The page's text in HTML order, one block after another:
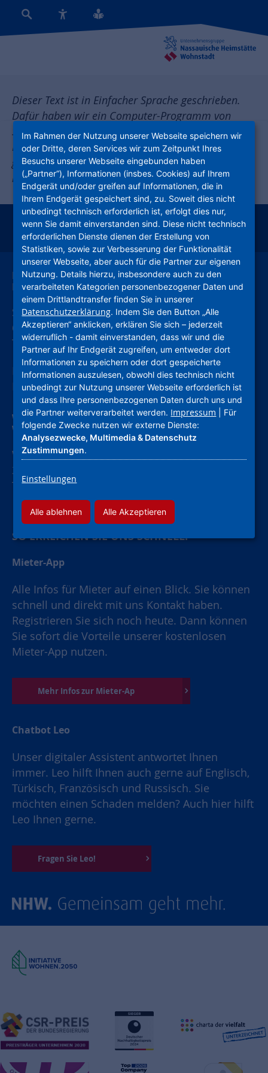
Dieser Text ist in Einfacher Sprache geschrieben.
Dafür haben wir ein Computer-Programm von
SUMM AI (https://summ-ai.com/) benutzt.
Menschen mit Behinderungen haben den Text nicht
geprüft. Bitte beachten Sie: Nur der Originaltext ist
rechtlich gültig.
instagramfacebookyoutubelinkedinkununu
Nassauische Heimstätte Wohnungs- und
Entwicklungsgesellschaft mbH
Schaumainkai 47
60596 Frankfurt am Main
Tel.: 069678674-0
Hinweis: Wegen Umbau geschlossen. Weitere
Informationen.
Wohnstadt Stadtentwicklungs- und
Wohnungsbaugesellschaft Hessen mbH
Wolfsschlucht 18
34117 Kassel
Tel.: 05611001-0
SO ERREICHEN SIE UNS SCHNELL.
Mieter-App
Alle Infos für Mieter auf einen Blick. Sie können
schnell und direkt mit uns Kontakt haben.
Registrieren Sie sich noch heute. Dann können
Sie sofort die Vorteile unserer kostenlosen
Mieter-App nutzen.
Mehr Infos zur Mieter-Ap
Chatbot Leo
Unser digitaler Assistent antwortet Ihnen
immer. Leo hilft Ihnen auch gerne auf Englisch,
Türkisch, Französisch und Russisch. Sie
möchten einen Schaden melden? Auch hier hilft
Leo Ihnen gerne.
Fragen Sie Leo!
Im Rahmen der Nutzung unserer Webseite speichern wir
oder Dritte, deren Services wir zum Zeitpunkt Ihres
Besuchs unserer Webseite eingebunden haben
(„Partner“), Informationen (insbes. Cookies) auf Ihrem
Endgerät und/oder greifen auf Informationen, die in
Ihrem Endgerät gespeichert sind, zu. Soweit dies nicht
unbedingt technisch erforderlich ist, erfolgt dies nur,
wenn Sie damit einverstanden sind. Diese nicht technisch
erforderlichen Dienste dienen der Erstellung von
Statistiken, sowie zur Verbesserung der Funktionalität
unserer Webseite, aber auch für die Partner zur eigenen
Nutzung. Details hierzu, insbesondere auch zu den
verarbeiteten Kategorien personenbezogener Daten und
einem Drittlandtransfer finden Sie in unserer
Datenschutzerklärung. Indem Sie den Button „Alle
Akzeptieren“ anklicken, erklären Sie sich – jederzeit
widerruflich - damit einverstanden, dass wir und die
Partner auf Ihr Endgerät zugreifen, um entweder dort
Informationen zu speichern oder dort gespeicherte
Informationen auszulesen, obwohl dies technisch nicht
unbedingt zur Nutzung unserer Webseite erforderlich ist
und dass Ihre personenbezogenen Daten durch uns und
die Partner weiterverarbeitet werden. Impressum | Für
folgende Zwecke nutzen wir externe Dienste:
Analysezwecke, Multimedia & Datenschutz
Zustimmungen.
Einstellungen
Alle ablehnen Alle Akzeptieren